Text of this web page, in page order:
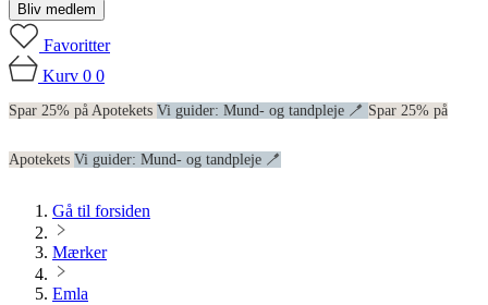
Bliv medlem
Favoritter
Kurv 0 0
Spar 25% på Apotekets Vi guider: Mund- og tandpleje 🪥 Spar 25% på
Apotekets Vi guider: Mund- og tandpleje 🪥
Gå til forsiden
Mærker
Emla